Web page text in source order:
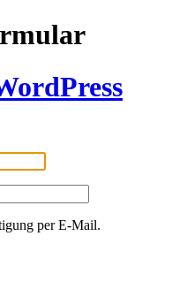
per E-Mail.